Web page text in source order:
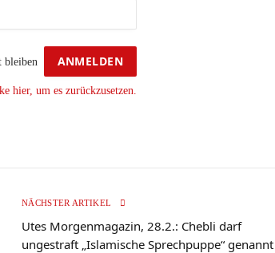
bleiben
hier, um es zurückzusetzen.
NÄCHSTER ARTIKEL
Utes Morgenmagazin, 28.2.: Chebli darf
ungestraft „Islamische Sprechpuppe“ genannt